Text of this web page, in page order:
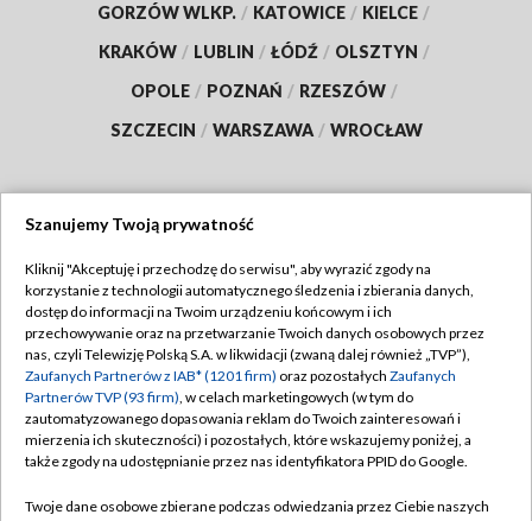
GORZÓW WLKP. / KATOWICE / KIELCE /
KRAKÓW / LUBLIN / ŁÓDŹ / OLSZTYN /
OPOLE / POZNAŃ / RZESZÓW /
SZCZECIN / WARSZAWA / WROCŁAW
TVP
Abonament TVP
Emisja w TVP
Centrum informacji TVP
Naziemna Telewizja Cyfrowa
Regulamin TVP
Polityka prywatności
Moje zgody
Pomoc
Szanujemy Twoją prywatność
Kliknij "Akceptuję i przechodzę do serwisu", aby wyrazić zgody na
korzystanie z technologii automatycznego śledzenia i zbierania danych,
dostęp do informacji na Twoim urządzeniu końcowym i ich
przechowywanie oraz na przetwarzanie Twoich danych osobowych przez
nas, czyli Telewizję Polską S.A. w likwidacji (zwaną dalej również „TVP”),
Zaufanych Partnerów z IAB* (1201 firm) oraz pozostałych Zaufanych
Partnerów TVP (93 firm), w celach marketingowych (w tym do
zautomatyzowanego dopasowania reklam do Twoich zainteresowań i
mierzenia ich skuteczności) i pozostałych, które wskazujemy poniżej, a
także zgody na udostępnianie przez nas identyfikatora PPID do Google.
Twoje dane osobowe zbierane podczas odwiedzania przez Ciebie naszych